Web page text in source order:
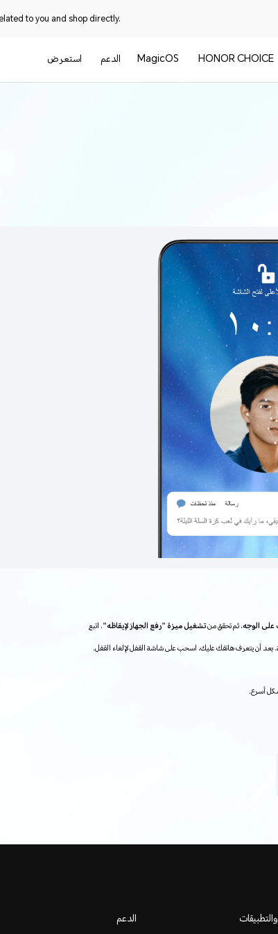
to you and shop directly.
HONOR CHOICE
MagicOS الدعم استعرض
على الوجه، ثم تحقق منتشغيل ميزة "رفع الجهاز لإيقاظه". اتبع
بعد أن يتعرف هاتفك عليك، اسحب على شاشة القفل لإلغاء القفل.
أسرع.
الدعم